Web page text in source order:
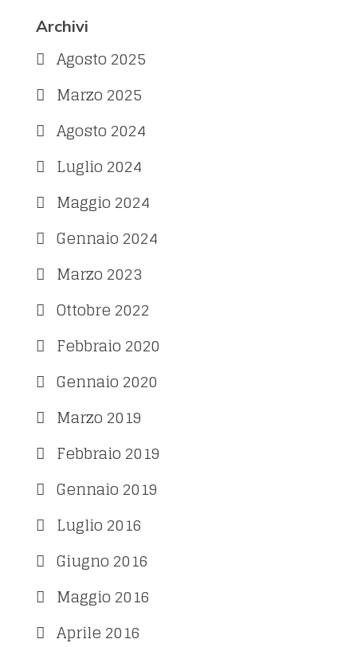
Archivi
Agosto 2025
Marzo 2025
Agosto 2024
Luglio 2024
Maggio 2024
Gennaio 2024
Marzo 2023
Ottobre 2022
Febbraio 2020
Gennaio 2020
Marzo 2019
Febbraio 2019
Gennaio 2019
Luglio 2016
Giugno 2016
Maggio 2016
Aprile 2016